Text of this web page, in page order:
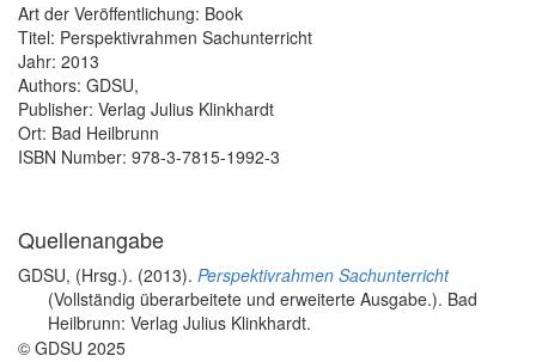
Art der Veröffentlichung: Book
Titel: Perspektivrahmen Sachunterricht
Jahr: 2013
Authors: GDSU,
Publisher: Verlag Julius Klinkhardt
Ort: Bad Heilbrunn
ISBN Number: 978-3-7815-1992-3
Quellenangabe
GDSU, (Hrsg.). (2013). Perspektivrahmen Sachunterricht
(Vollständig überarbeitete und erweiterte Ausgabe.). Bad
Heilbrunn: Verlag Julius Klinkhardt.
© GDSU 2025